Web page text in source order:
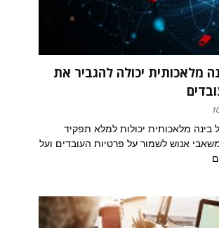
מלאכותית יכולה להגביר את
מלאכותית יכולות למלא תפקיד
אנוש לשמור על פרטיות העובדים ועל